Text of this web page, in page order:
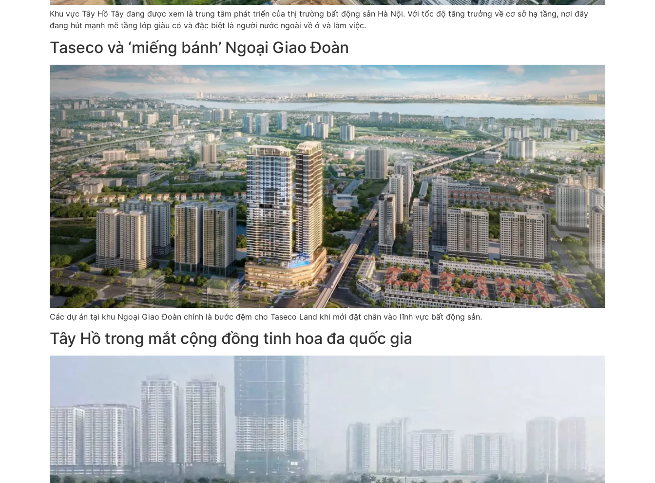
Khu vực Tây Hồ Tây đang được xem là trung tâm phát triển của thị trường bất động sản Hà Nội. Với tốc độ tăng trưởng về cơ sở hạ tầng, nơi đây
đang hút mạnh mẽ tầng lớp giàu có và đặc biệt là người nước ngoài về ở và làm việc.
Taseco và ‘miếng bánh’ Ngoại Giao Đoàn
Các dự án tại khu Ngoại Giao Đoàn chính là bước đệm cho Taseco Land khi mới đặt chân vào lĩnh vực bất động sản.
Tây Hồ trong mắt cộng đồng tinh hoa đa quốc gia